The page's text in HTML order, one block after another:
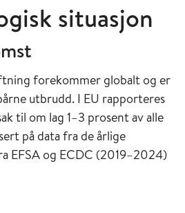
situasjon
forekommer globalt og er
utbrudd. I EU rapporteres
til om lag 1–3 prosent av alle
på data fra de årlige
EFSA og ECDC (2019–2024)